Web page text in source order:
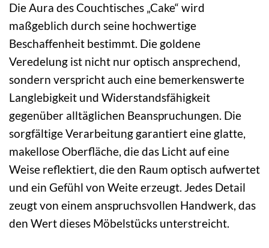
Die Aura des Couchtisches „Cake“ wird
maßgeblich durch seine hochwertige
Beschaffenheit bestimmt. Die goldene
Veredelung ist nicht nur optisch ansprechend,
sondern verspricht auch eine bemerkenswerte
Langlebigkeit und Widerstandsfähigkeit
gegenüber alltäglichen Beanspruchungen. Die
sorgfältige Verarbeitung garantiert eine glatte,
makellose Oberfläche, die das Licht auf eine
Weise reflektiert, die den Raum optisch aufwertet
und ein Gefühl von Weite erzeugt. Jedes Detail
zeugt von einem anspruchsvollen Handwerk, das
den Wert dieses Möbelstücks unterstreicht.